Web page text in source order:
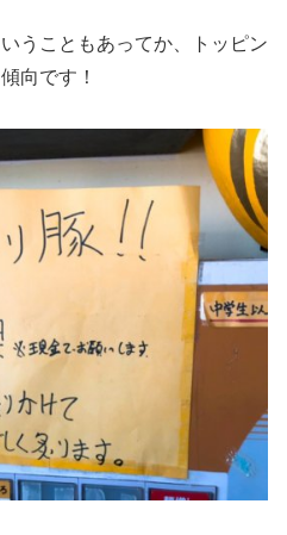
うこともあってか、トッピン
向です！